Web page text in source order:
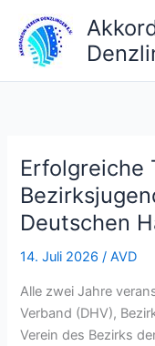
Inhalt
springen
Erfolgreiche
Deutschen
14. Juli 2026/AVD
Alle zwei Jahre
Verband (DHV),
Verein des Bezirks